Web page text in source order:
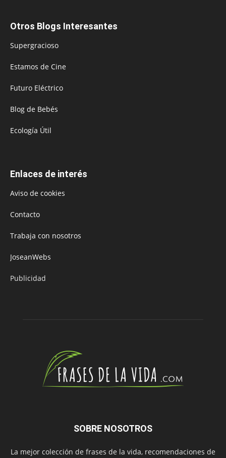
Otros Blogs Interesantes
Supergracioso
Estamos de Cine
Futuro Eléctrico
Blog de Bebés
Ecología Útil
Enlaces de interés
Aviso de cookies
Contacto
Trabaja con nosotros
JoseanWebs
Publicidad
SOBRE NOSOTROS
La mejor colección de frases de la vida, recomendaciones de